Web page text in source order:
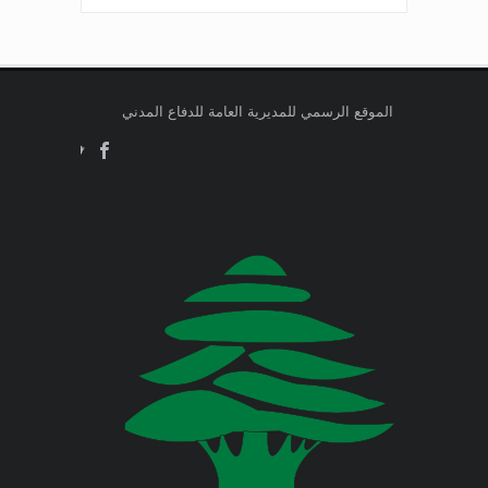
اللبناني البيان الآتي:
Jul 23, 2026
صدر عن دائرة الإعلام والعلاقات العامة
في المديرية العامة للدفاع المدني
اللبناني البيان الآتي:
Jul 22, 2026
وزارة الطاقة والمياه
وزارة الخارجية والمغتربين
وزارة الصناعة
وزارة العدل
الموقع الرسمي للمديرية العامة للدفاع المدني